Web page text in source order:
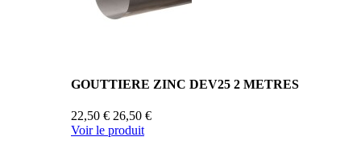
GOUTTIERE ZINC DEV25 2 METRES
22,50 € 26,50 €
Voir le produit